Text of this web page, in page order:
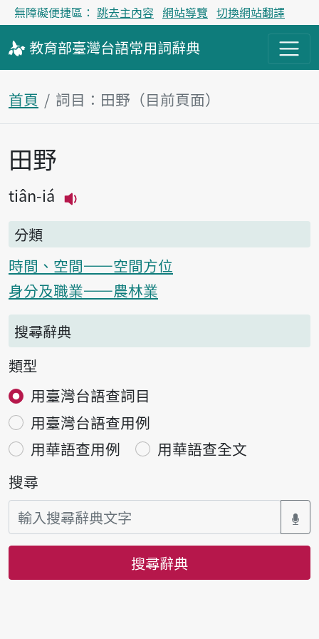
無障礙便捷區： 跳去主內容 網站導覽 切換網站翻譯
教育部臺灣台語常用詞辭典
首頁 詞目：田野（目前頁面）
主內容區塊
田野
tiân-iá
分類
時間、空間——空間方位
身分及職業——農林業
搜尋辭典
類型
用臺灣台語查詞目
用臺灣台語查用例
用華語查用例
用華語查全文
搜尋
搜尋辭典